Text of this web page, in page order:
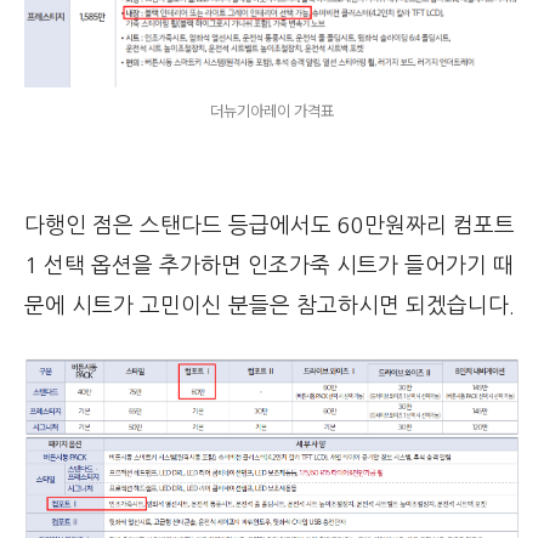
더뉴기아레이 가격표
다행인 점은 스탠다드 등급에서도 60만원짜리 컴포트
1 선택 옵션을 추가하면 인조가죽 시트가 들어가기 때
문에 시트가 고민이신 분들은 참고하시면 되겠습니다.